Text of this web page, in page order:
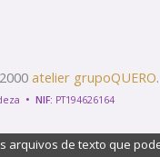
atelier grupoQUERO
• NIF: PT194626164
arquivos de texto que